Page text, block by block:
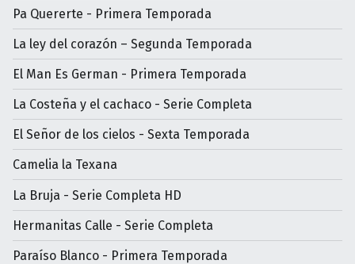
Pa Quererte - Primera Temporada
La ley del corazón – Segunda Temporada
El Man Es German - Primera Temporada
La Costeña y el cachaco - Serie Completa
El Señor de los cielos - Sexta Temporada
Camelia la Texana
La Bruja - Serie Completa HD
Hermanitas Calle - Serie Completa
Paraíso Blanco - Primera Temporada